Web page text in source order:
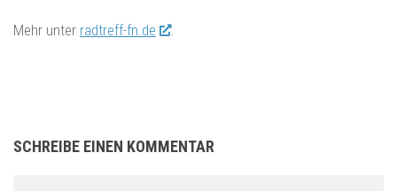
Mehr unter radtreff-fn.de .
SCHREIBE EINEN KOMMENTAR